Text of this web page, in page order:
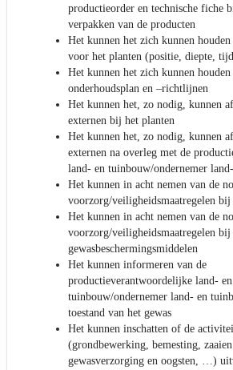
productieorder en technische fiche
verpakken van de producten
Het kunnen het zich kunnen
voor het planten (positie, diepte,
Het kunnen het zich kunnen houden
onderhoudsplan en –richtlijnen
Het kunnen het, zo nodig, kunnen
externen bij het planten
Het kunnen het, zo nodig, kunnen
externen na overleg met de
land- en tuinbouw/ondernemer
Het kunnen in acht nemen van de
voorzorg/veiligheidsmaatregelen bij
Het kunnen in acht nemen van de
voorzorg/veiligheidsmaatregelen
gewasbeschermingsmiddelen
Het kunnen informeren van de
productieverantwoordelijke land- en
tuinbouw/ondernemer land- en
toestand van het gewas
Het kunnen inschatten of de
(grondbewerking, bemesting,
gewasverzorging en oogsten, …)